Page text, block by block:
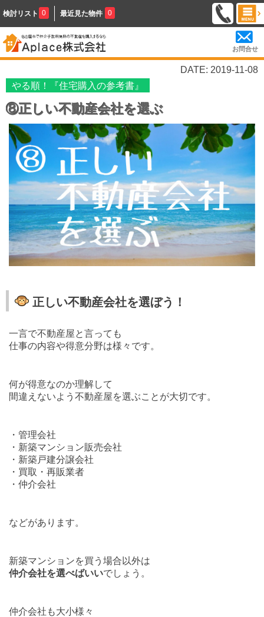
検討リスト 0 最近見た物件 0
お問合せ
DATE: 2019-11-08
やる順！『住宅購入の参考書』
⑧正しい不動産会社を選ぶ
正しい不動産会社を選ぼう！
一言で不動産屋と言っても
仕事の内容や得意分野は様々です。
何が得意なのか理解して
間違えないよう不動産屋を選ぶことが大切です。
・管理会社
・新築マンション販売会社
・新築戸建分譲会社
・買取・再販業者
・仲介会社
などがあります。
新築マンションを買う場合以外は
仲介会社を選べばいいでしょう。
仲介会社も大小様々